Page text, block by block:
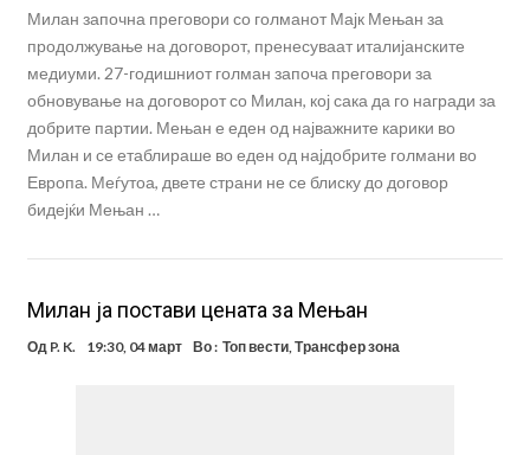
Милан започна преговори со голманот Мајк Мењан за
продолжување на договорот, пренесуваат италијанските
медиуми. 27-годишниот голман започа преговори за
обновување на договорот со Милан, кој сака да го награди за
добрите партии. Мењан е еден од најважните карики во
Милан и се етаблираше во еден од најдобрите голмани во
Европа. Меѓутоа, двете страни не се блиску до договор
бидејќи Мењан …
Милан ја постави цената за Мењан
Од P. K. 19:30, 04 март Во : Топ вести,Трансфер зона